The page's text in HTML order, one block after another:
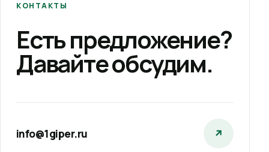
КОНТАКТЫ
Есть предложение?
Давайте обсудим.
info@1giper.ru ↗